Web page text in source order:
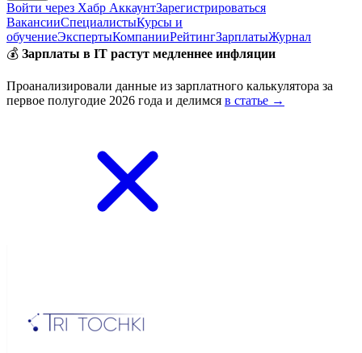
Войти через Хабр АккаунтЗарегистрироваться
ВакансииСпециалистыКурсы и
обучениеЭкспертыКомпанииРейтингЗарплатыЖурнал
💰 Зарплаты в IT растут медленнее инфляции
Проанализировали данные из зарплатного калькулятора за
первое полугодие 2026 года и делимся в статье →